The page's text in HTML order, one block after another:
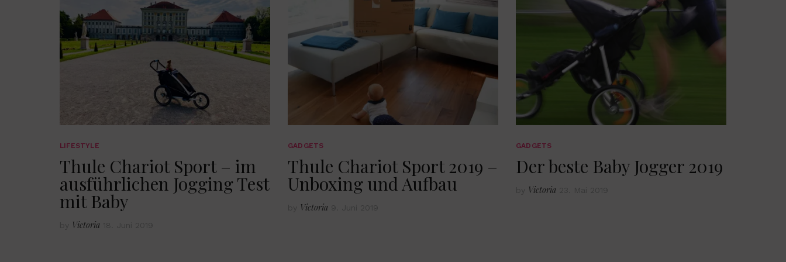
LIFESTYLE
Thule Chariot Sport – im
ausführlichen Jogging Test
mit Baby
Victoria
GADGETS
Thule Chariot Sport 2019 –
Unboxing und Aufbau
Victoria
GADGETS
Der beste Baby Jogger 2019
Victoria